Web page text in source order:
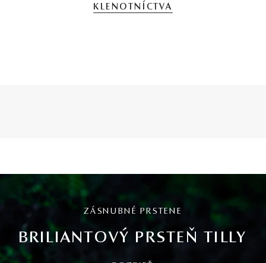
KLENOTNÍCTVA
ZÁSNUBNÉ PRSTENE
BRILIANTOVÝ PRSTEŇ TILLY